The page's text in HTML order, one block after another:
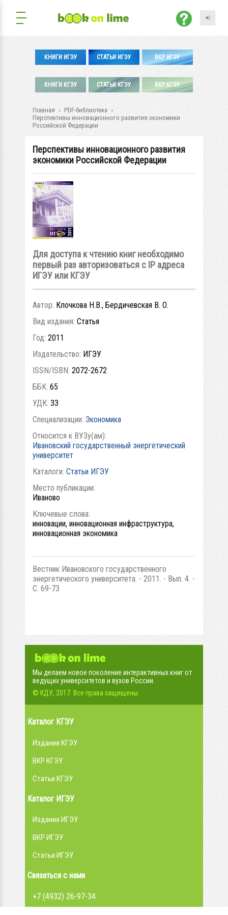
КНИГИ ИГЭУ СТАТЬИ ИГЭУ ВКР ИГЭУ
КНИГИ КГЭУ СТАТЬИ КГЭУ ВКР КГЭУ
Главная
PDF-библиотека
Перспективы инновационного развития экономики
Российской Федерации
Перспективы инновационного развития
экономики Российской Федерации
Для доступа к чтению книг необходимо
первый раз авторизоваться с IP адреса
ИГЭУ или КГЭУ
Автор: Клочкова Н.В., Бердичевская В. О.
Вид издания: Статья
Год: 2011
Издательство: ИГЭУ
ISSN/ISBN: 2072-2672
ББК: 65
УДК: 33
Специализации: Экономика
Относится к ВУЗу(ам):
Ивановский государственный энергетический
университет
Каталоги: Статьи ИГЭУ
Место публикации:
Иваново
Ключевые слова:
инновации, инновационная инфраструктура,
инновационная экономика
Вестник Ивановского государственного
энергетического университета. - 2011. - Вып. 4. -
С. 69-73
Мы делаем новое поколение интерактивных книг от
ведущих университетов и вузов России.
© КДУ, 2017. Все права защищены.
Каталог КГЭУ
Издания КГЭУ
ВКР КГЭУ
Статьи КГЭУ
Каталог ИГЭУ
Издания ИГЭУ
ВКР ИГЭУ
Статьи ИГЭУ
Связаться с нами
+7 (4932) 26-97-34